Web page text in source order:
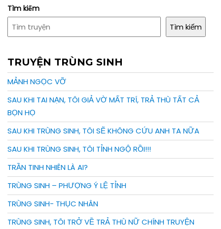
Tìm kiếm
Tìm kiếm
TRUYỆN TRÙNG SINH
MẢNH NGỌC VỠ
SAU KHI TAI NẠN, TÔI GIẢ VỜ MẤT TRÍ, TRẢ THÙ TẤT CẢ
BỌN HỌ
SAU KHI TRÙNG SINH, TÔI SẼ KHÔNG CỨU ANH TA NỮA
SAU KHI TRÙNG SINH, TÔI TỈNH NGỘ RỒI!!!
TRẦN TINH NHIÊN LÀ AI?
TRÙNG SINH – PHƯỢNG Ý LỆ TỈNH
TRÙNG SINH- THỤC NHÂN
TRÙNG SINH, TÔI TRỞ VỀ TRẢ THÙ NỮ CHÍNH TRUYỆN